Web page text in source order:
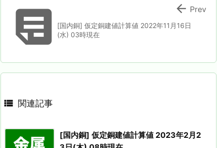
[国内銅] 仮定銅建値計算値 2022年11月16日
(水) 03時現在
 Prev
 関連記事
[国内銅] 仮定銅建値計算値 2023年2月2